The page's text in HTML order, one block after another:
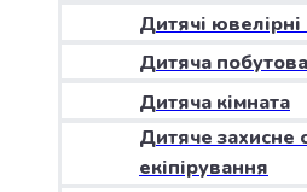
меди
Подарункові
набори
алкоголю
Продукти
Дитячі
Дитяча побутова
Дитяча кімната
Дитяче захисне
екіпірування